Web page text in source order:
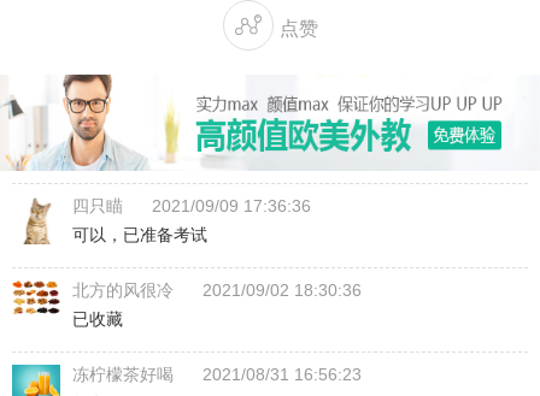
 点赞
四只瞄
2021/09/09 17:36:36
可以，已准备考试
北方的风很冷
2021/09/02 18:30:36
已收藏
冻柠檬茶好喝
2021/08/31 16:56:23